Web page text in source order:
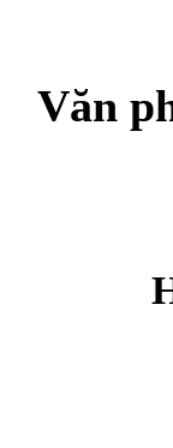
Văn